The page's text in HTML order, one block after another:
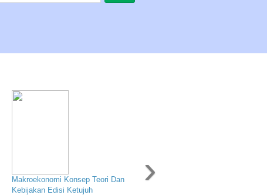
Makroekonomi Konsep Teori Dan
Kebijakan Edisi Ketujuh
›